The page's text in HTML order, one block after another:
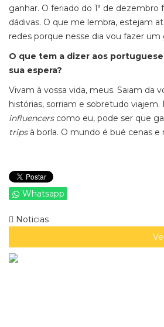
ganhar. O feriado do 1ª de dezembro
dádivas. O que me lembra, estejam
redes porque nesse dia vou fazer um
O que tem a dizer aos
sua espera?
Vivam à vossa vida, meus. Saiam da
histórias, sorriam e sobretudo
influencers como eu, pode ser que
trips à borla. O mundo é bué cenas e
Whatsapp
Noticias